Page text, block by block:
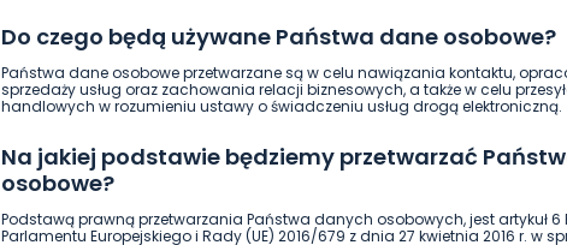
Do czego będą używane Państwa dane osobowe?
Państwa dane osobowe przetwarzane są w celu nawiązania kontaktu,
sprzedaży usług oraz zachowania relacji biznesowych, a także w celu
handlowych w rozumieniu ustawy o świadczeniu usług drogą elektroniczną.
Na jakiej podstawie będziemy przetwarzać
osobowe?
Podstawą prawną przetwarzania Państwa danych osobowych, jest artykuł 6
Parlamentu Europejskiego i Rady (UE) 2016/679 z dnia 27 kwietnia 2016 r. w
0
REGION WIADOMOŚCI
Wyraźny spadek formy u Gafurowa.
Archiwum wlkp24.info